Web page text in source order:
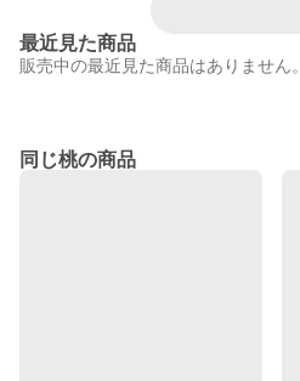
最近見た商品
販売中の最近見た商品はありません。
同じ桃の商品